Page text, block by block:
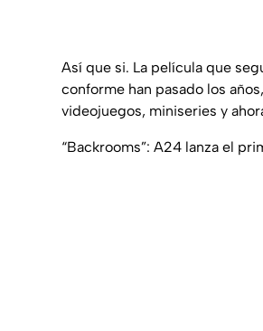
Así que si. La película que
conforme han pasado los
videojuegos, miniseries y
“Backrooms”: A24 lanza el